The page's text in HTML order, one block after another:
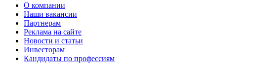
О компании
Наши вакансии
Партнерам
Реклама на сайте
Новости и статьи
Инвесторам
Кандидаты по профессиям